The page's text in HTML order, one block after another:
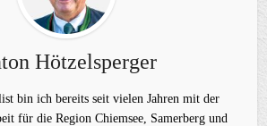
Hötzelsperger
bin ich bereits seit vielen Jahren mit der
für die Region Chiemsee, Samerberg und